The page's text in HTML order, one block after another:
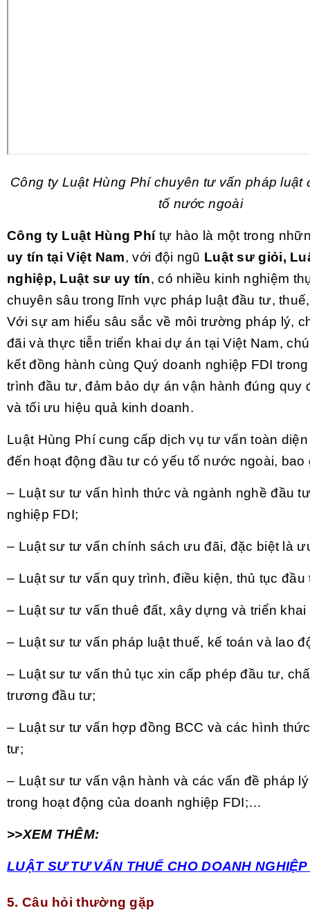
Công ty Luật Hùng Phí chuyên tư vấn pháp luật
tố nước ngoài
Công ty Luật Hùng Phítự hào là một trong
uy tín tại Việt Nam, với đội ngũ Luật sư giỏi,
nghiệp, Luật sư uy tín, có nhiều kinh nghiệm
chuyên sâu trong lĩnh vực pháp luật đầu tư,
Với sự am hiểu sâu sắc về môi trường pháp lý,
đãi và thực tiễn triển khai dự án tại Việt Nam,
kết đồng hành cùng Quý doanh nghiệp FDI
trình đầu tư, đảm bảo dự án vận hành đúng quy
và tối ưu hiệu quả kinh doanh.
Luật Hùng Phí cung cấp dịch vụ tư vấn toàn
đến hoạt động đầu tư có yếu tố nước ngoài, bao
– Luật sư tư vấn hình thức và ngành nghề đầu
nghiệp FDI;
– Luật sư tư vấn chính sách ưu đãi, đặc biệt là
– Luật sư tư vấn quy trình, điều kiện, thủ tục đầu
– Luật sư tư vấn thuê đất, xây dựng và triển
– Luật sư tư vấn pháp luật thuế, kế toán và lao
– Luật sư tư vấn thủ tục xin cấp phép đầu tư,
trương đầu tư;
– Luật sư tư vấn hợp đồng BCC và các hình
tư;
– Luật sư tư vấn vận hành và các vấn đề pháp
trong hoạt động của doanh nghiệp FDI;…
>>XEM THÊM:
LUẬT SƯ TƯ VẤN THUẾ CHO DOANH NGHIỆP
5. Câu hỏi thường gặp